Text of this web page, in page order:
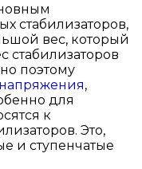
стабилизаторов,
вес, который
стабилизаторов
поэтому
,
для
к
Это,
и ступенчатые